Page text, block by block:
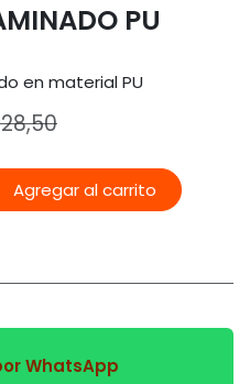
PU
en material PU
28,50
Agregar al carrito
WhatsApp